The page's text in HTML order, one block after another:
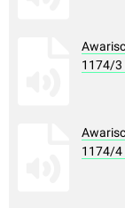
1174/3
1174/4